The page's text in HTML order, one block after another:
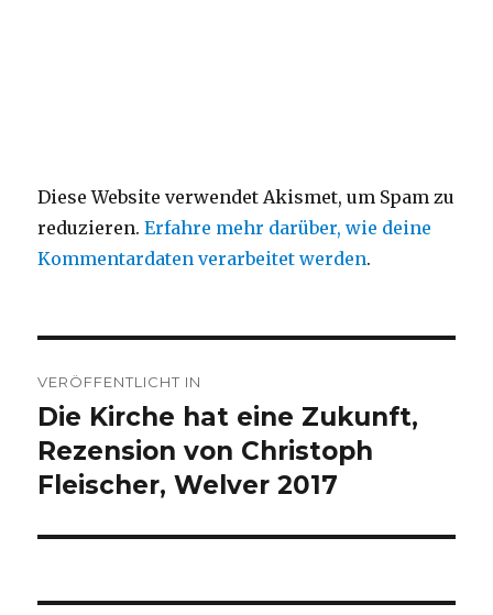
Diese Website verwendet Akismet, um Spam zu
reduzieren.Erfahre mehr darüber, wie deine
Kommentardaten verarbeitet werden.
VERÖFFENTLICHT IN
Die Kirche hat eine Zukunft,
Rezension von Christoph
Fleischer, Welver 2017